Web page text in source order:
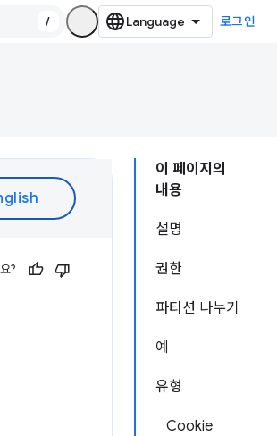
/ 로그인
이 페이지의
내용
설명
권한
파티션 나누기
예
유형
Cookie
?